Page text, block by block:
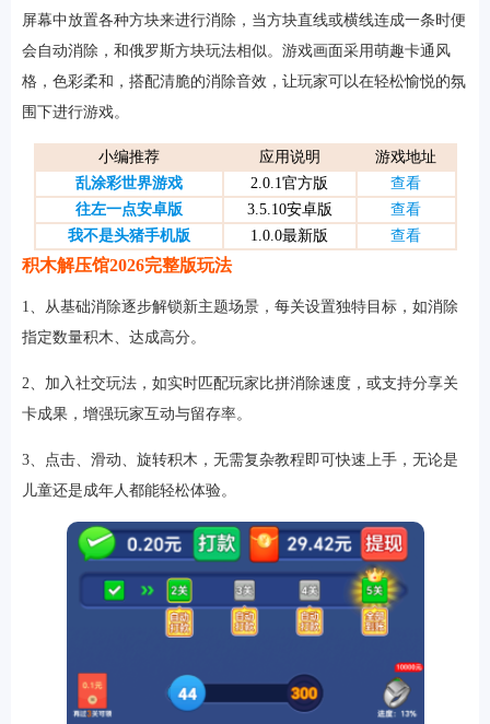
游戏
屏幕中放置各种方块来进行消除，当方块直线或横线连成一条时便
会自动消除，和俄罗斯方块玩法相似。游戏画面采用萌趣卡通风
格，色彩柔和，搭配清脆的消除音效，让玩家可以在轻松愉悦的氛
围下进行游戏。
小编推荐 应用说明
游戏地址
乱涂彩世界游戏
2.0.1官方版
查看
往左一点安卓版
3.5.10安卓版
查看
我不是头猪手机版
1.0.0最新版 查看
积木解压馆2026完整版玩法
1、从基础消除逐步解锁新主题场景，每关设置独特目标，如消除
指定数量积木、达成高分。
2、加入社交玩法，如实时匹配玩家比拼消除速度，或支持分享关
卡成果，增强玩家互动与留存率。
3、点击、滑动、旋转积木，无需复杂教程即可快速上手，无论是
儿童还是成年人都能轻松体验。